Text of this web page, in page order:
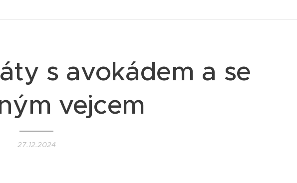
s avokádem a se
vejcem
27.12.2024